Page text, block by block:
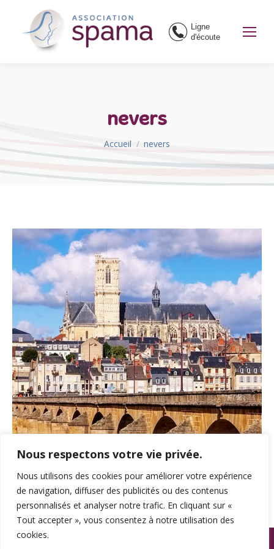
Nous respectons votre vie privée.
Nous utilisons des cookies pour améliorer votre expérience
de navigation, diffuser des publicités ou des contenus
personnalisés et analyser notre trafic. En cliquant sur «
Tout accepter », vous consentez à notre utilisation des
cookies.
Ligne
d'écoute
nevers
Vous êtes ici :
Accueil nevers